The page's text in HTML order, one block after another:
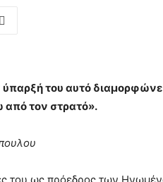
ύπαρξή του αυτό
από τον στρατό».